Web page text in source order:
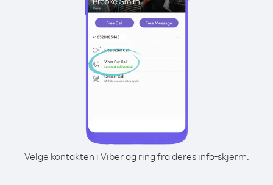
Velge kontakten i Viber og ring fra deres info-skjerm.